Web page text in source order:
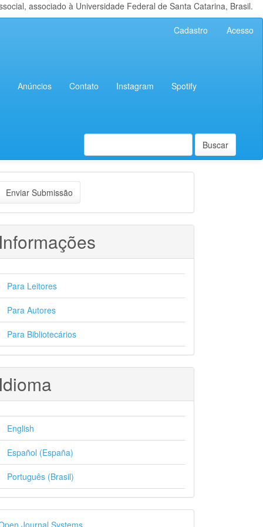
associado à Universidade Federal de Santa Catarina, Brasil.
Cadastro Acesso
Anúncios Contato Instagram Spotify
Buscar
Enviar Submissão
Para Leitores
Para Autores
Para Bibliotecários
English
Español (España)
Português (Brasil)
Journal Systems